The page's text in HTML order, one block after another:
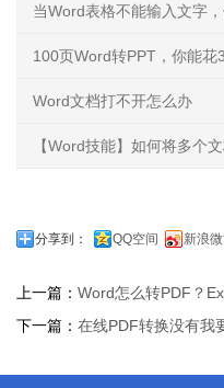
当Word表格不能输入文字
100页Word转PPT，你能花
Word文档打不开怎么办
【Word技能】如何将多个
分享到： QQ空间 新浪
上一篇： Word怎么转PDF？
下一篇： 在线PDF转换没有我